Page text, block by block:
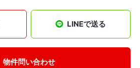
LINEで送る
物件問い合わせ